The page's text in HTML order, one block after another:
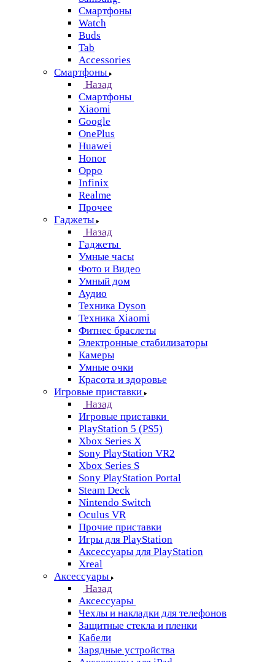
Смартфоны
Watch
Buds
Tab
Accessories
Смартфоны
Назад
Смартфоны
Xiaomi
Google
OnePlus
Huawei
Honor
Oppo
Infinix
Realme
Прочее
Гаджеты
Назад
Гаджеты
Умные часы
Фото и Видео
Умный дом
Аудио
Техника Dyson
Техника Xiaomi
Фитнес браслеты
Электронные стабилизаторы
Камеры
Умные очки
Красота и здоровье
Игровые приставки
Назад
Игровые приставки
PlayStation 5 (PS5)
Xbox Series X
Sony PlayStation VR2
Xbox Series S
Sony PlayStation Portal
Steam Deck
Nintendo Switch
Oculus VR
Прочие приставки
Игры для PlayStation
Аксессуары для PlayStation
Xreal
Аксессуары
Назад
Аксессуары
Чехлы и накладки для телефонов
Защитные стекла и пленки
Кабели
Зарядные устройства